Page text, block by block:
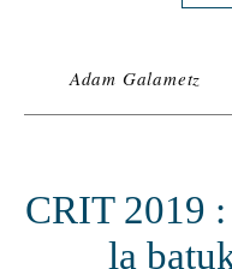
Adam Galametz
CRIT 2019
la